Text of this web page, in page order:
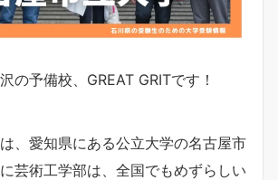
の予備校、GREAT GRITです！
、愛知県にある公立大学の名古屋市
芸術工学部は、全国でもめずらしい